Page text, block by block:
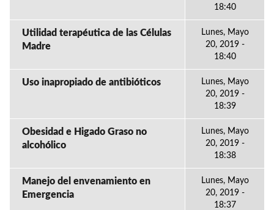
18:40
Utilidad terapéutica de las Células
Madre
Lunes, Mayo
20, 2019 -
18:40
Uso inapropiado de antibióticos
Lunes, Mayo
20, 2019 -
18:39
Obesidad e Higado Graso no
alcohólico
Lunes, Mayo
20, 2019 -
18:38
Manejo del envenamiento en
Emergencia
Lunes, Mayo
20, 2019 -
18:37